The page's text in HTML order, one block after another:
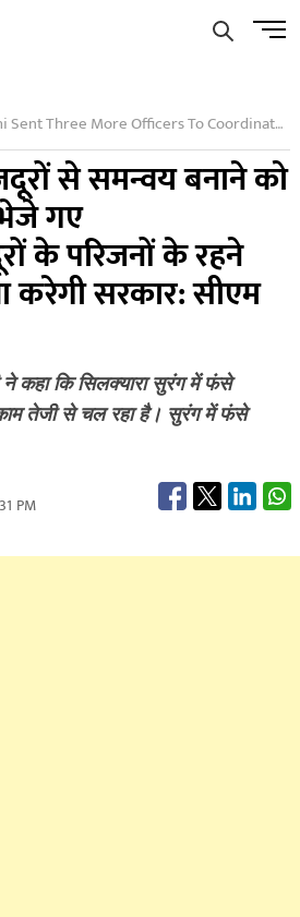
Menu
To Coordinate With The Workers Trapped In The Tunnel Government Will Make Arrangements For Food And Accommodation Cm Dhami
से समन्वय बनाने को
गए
के परिजनों के रहने
करेगी सरकार: सीएम
ने कहा कि सिलक्यारा सुरंग में फंसे
तेजी से चल रहा है। सुरंग में फंसे
PM